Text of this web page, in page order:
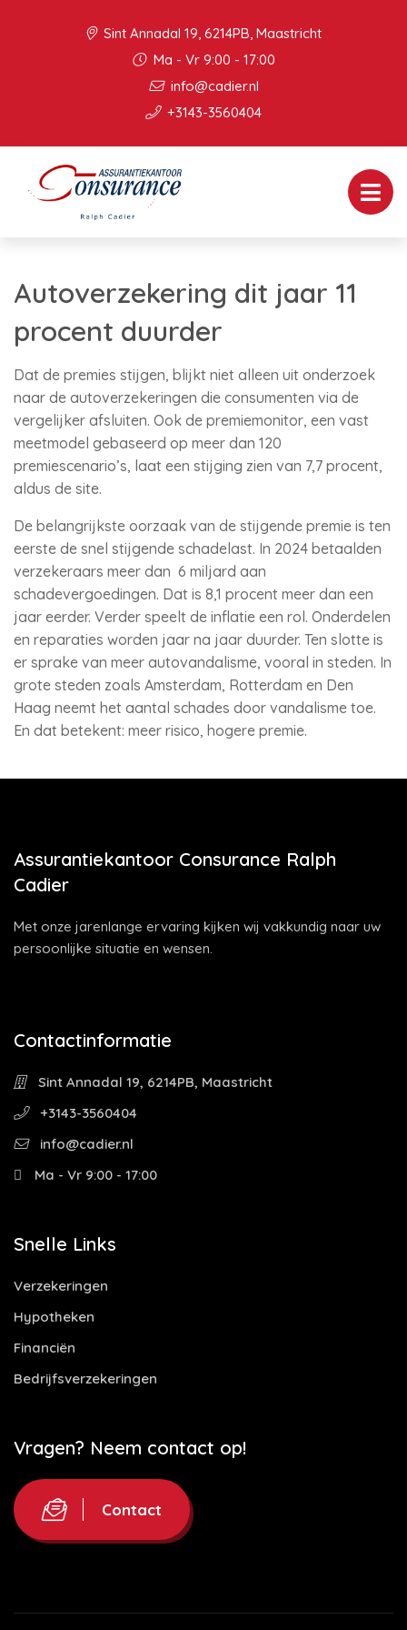
Sint Annadal 19, 6214PB, Maastricht
Ma - Vr 9:00 - 17:00
info@cadier.nl
+3143-3560404
Autoverzekering dit jaar 11
procent duurder
Dat de premies stijgen, blijkt niet alleen uit onderzoek
naar de autoverzekeringen die consumenten via de
vergelijker afsluiten. Ook de premiemonitor, een vast
meetmodel gebaseerd op meer dan 120
premiescenario’s, laat een stijging zien van 7,7 procent,
aldus de site.
De belangrijkste oorzaak van de stijgende premie is ten
eerste de snel stijgende schadelast. In 2024 betaalden
verzekeraars meer dan 6 miljard aan
schadevergoedingen. Dat is 8,1 procent meer dan een
jaar eerder. Verder speelt de inflatie een rol. Onderdelen
en reparaties worden jaar na jaar duurder. Ten slotte is
er sprake van meer autovandalisme, vooral in steden. In
grote steden zoals Amsterdam, Rotterdam en Den
Haag neemt het aantal schades door vandalisme toe.
En dat betekent: meer risico, hogere premie.
Assurantiekantoor Consurance Ralph
Cadier
Met onze jarenlange ervaring kijken wij vakkundig naar uw
persoonlijke situatie en wensen.
Contactinformatie
Sint Annadal 19, 6214PB, Maastricht
+3143-3560404
info@cadier.nl
Ma - Vr 9:00 - 17:00
Snelle Links
Verzekeringen
Hypotheken
Financiën
Bedrijfsverzekeringen
Vragen? Neem contact op!
Contact